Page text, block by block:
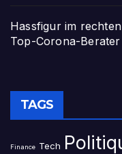
Hassfigur im
Top-Corona-
TAGS
Finance Tech